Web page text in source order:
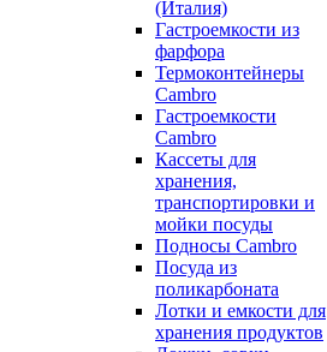
(Италия)
Гастроемкости из
фарфора
Термоконтейнеры
Cambro
Гастроемкости
Cambro
Кассеты для
хранения,
транспортировки и
мойки посуды
Подносы Cambro
Посуда из
поликарбоната
Лотки и емкости для
хранения продуктов